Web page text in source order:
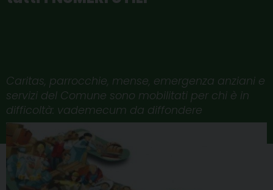
Caritas, parrocchie, mense, emergenza anziani e
servizi del Comune sono mobilitati per chi è in
difficoltà: vademecum da diffondere